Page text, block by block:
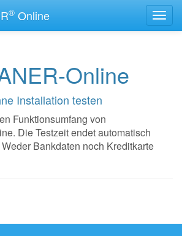
® Online
Online
Installation testen
Funktionsumfang von
Die Testzeit endet automatisch
Bankdaten noch Kreditkarte